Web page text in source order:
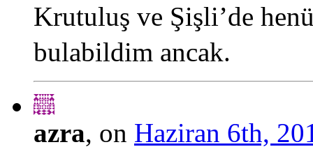
Krutuluş ve Şişli’de
bulabildim ancak.
azra, on Haziran 6th,